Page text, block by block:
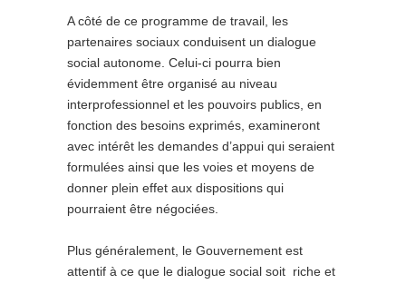
A côté de ce programme de travail, les
partenaires sociaux conduisent un dialogue
social autonome. Celui-ci pourra bien
évidemment être organisé au niveau
interprofessionnel et les pouvoirs publics, en
fonction des besoins exprimés, examineront
avec intérêt les demandes d’appui qui seraient
formulées ainsi que les voies et moyens de
donner plein effet aux dispositions qui
pourraient être négociées.
Plus généralement, le Gouvernement est
attentif à ce que le dialogue social soit riche et